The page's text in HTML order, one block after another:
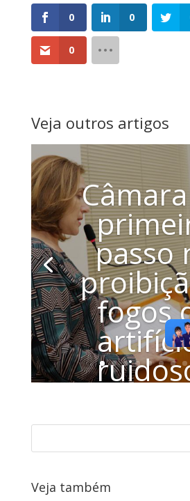
0 0
0
Veja outros artigos
passo
fogos
Veja também